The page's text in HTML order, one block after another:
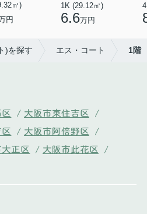
㎡)
円
1K (29.12㎡)
6.6万円
)を探す エス・コート 1階
/ 大阪市東住吉区 /
/ 大阪市阿倍野区 /
正区 / 大阪市此花区 /